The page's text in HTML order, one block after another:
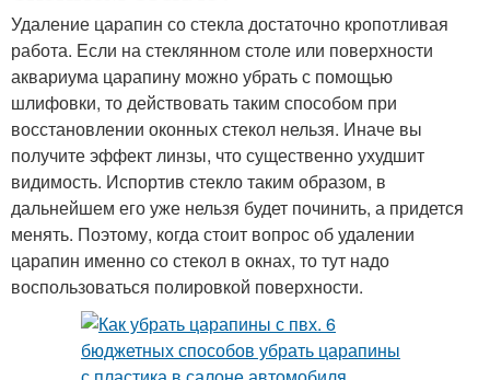
Удаление царапин со стекла достаточно кропотливая
работа. Если на стеклянном столе или поверхности
аквариума царапину можно убрать с помощью
шлифовки, то действовать таким способом при
восстановлении оконных стекол нельзя. Иначе вы
получите эффект линзы, что существенно ухудшит
видимость. Испортив стекло таким образом, в
дальнейшем его уже нельзя будет починить, а придется
менять. Поэтому, когда стоит вопрос об удалении
царапин именно со стекол в окнах, то тут надо
воспользоваться полировкой поверхности.